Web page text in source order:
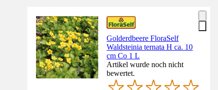
Golderdbeere FloraSelf
Waldsteinia ternata H ca. 10
cm Co 1 L
Artikel wurde noch nicht
bewertet.